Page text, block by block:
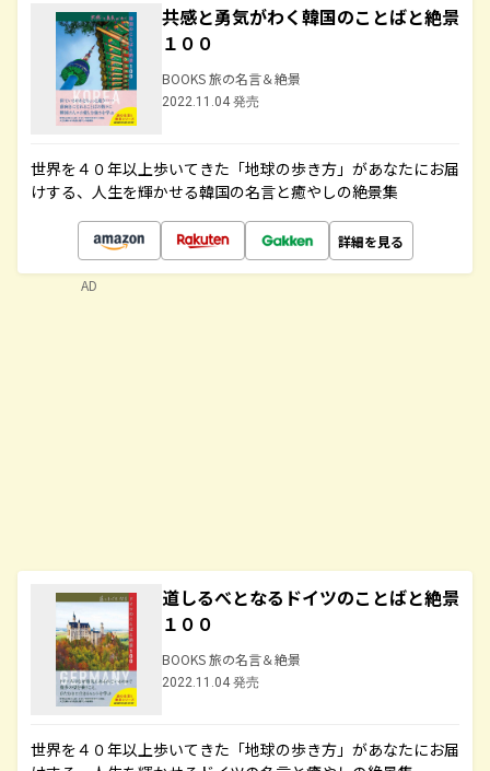
共感と勇気がわく韓国のことばと絶景
１００
BOOKS 旅の名言＆絶景
2022.11.04 発売
世界を４０年以上歩いてきた「地球の歩き方」があなたにお届
けする、人生を輝かせる韓国の名言と癒やしの絶景集
詳細を見る
道しるべとなるドイツのことばと絶景
１００
BOOKS 旅の名言＆絶景
2022.11.04 発売
世界を４０年以上歩いてきた「地球の歩き方」があなたにお届
AD